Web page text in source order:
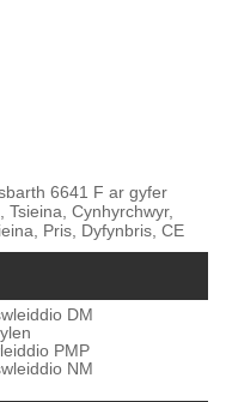
6641 F ar gyfer
Tsieina, Cynhyrchwyr,
Pris, Dyfynbris, CE
DM
PMP
NM